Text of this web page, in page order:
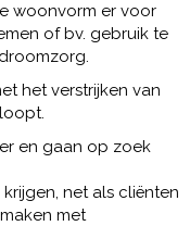
woonvorm er voor
of bv. gebruik te
het verstrijken van
en gaan op zoek
net als cliënten
met